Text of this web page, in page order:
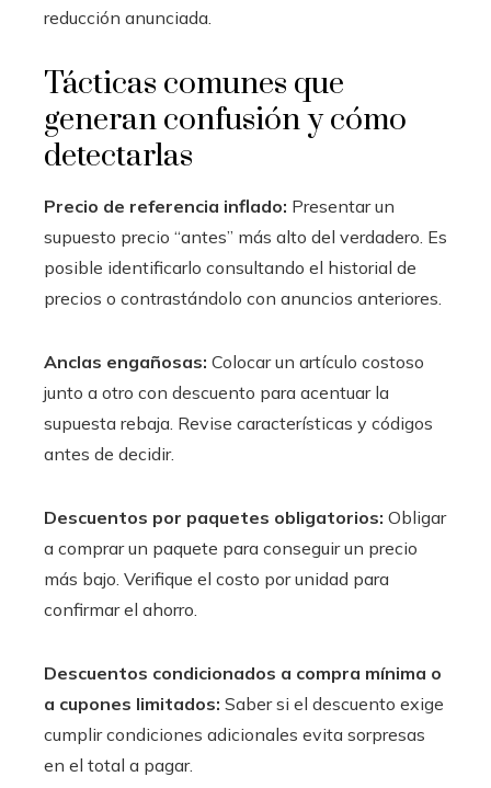
reducción anunciada.
Tácticas comunes que
generan confusión y cómo
detectarlas
Precio de referencia inflado: Presentar un
supuesto precio “antes” más alto del verdadero. Es
posible identificarlo consultando el historial de
precios o contrastándolo con anuncios anteriores.
Anclas engañosas: Colocar un artículo costoso
junto a otro con descuento para acentuar la
supuesta rebaja. Revise características y códigos
antes de decidir.
Descuentos por paquetes obligatorios: Obligar
a comprar un paquete para conseguir un precio
más bajo. Verifique el costo por unidad para
confirmar el ahorro.
Descuentos condicionados a compra mínima o
a cupones limitados: Saber si el descuento exige
cumplir condiciones adicionales evita sorpresas
en el total a pagar.